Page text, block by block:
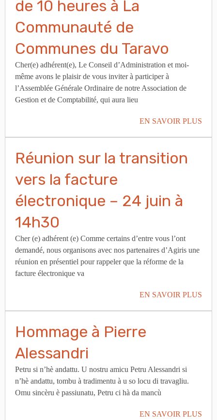
de 10 heures à La
Communauté de
Communes du Taravo
Cher(e) adhérent(e), Le Conseil d’Administration et moi-
même avons le plaisir de vous inviter à participer à
l’Assemblée Générale Ordinaire de notre Association de
Gestion et de Comptabilité, qui aura lieu
EN SAVOIR PLUS
Réunion sur la transition
vers la facture
électronique – 24 juin à
14h30
Cher (e) adhérent (e) Comme certains d’entre vous l’ont
demandé, nous organisons avec nos partenaires d’Agiris une
réunion en présentiel pour rappeler que la réforme de la
facture électronique va
EN SAVOIR PLUS
Hommage à Pierre
Alessandri
Petru si n’hè andattu. U nostru amicu Petru Alessandri si
n’hè andattu, tombu à tradimentu à u so locu di travagliu.
Omu sincèru è passiunatu, Petru ci hà da mancù
EN SAVOIR PLUS